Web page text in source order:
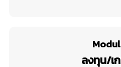
ลงทุน/เ